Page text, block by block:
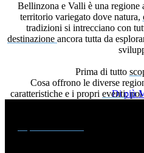
Bellinzona e Valli è una regione
territorio variegato dove natura,
tradizioni si intrecciano con
destinazione ancora tutta da
Prima di tutto
Cosa offrono le diverse
caratteristiche e i propri eventi; poi
Di più